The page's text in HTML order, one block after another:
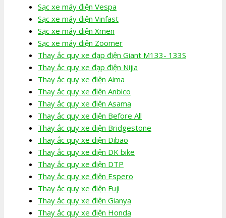
Sạc xe máy điện Vespa
Sạc xe máy điện Vinfast
Sạc xe máy điện Xmen
Sạc xe máy điện Zoomer
Thay ắc quy xe đạp điện Giant M133- 133S
Thay ắc quy xe đạp điện Nijia
Thay ắc quy xe điện Aima
Thay ắc quy xe điện Anbico
Thay ắc quy xe điện Asama
Thay ắc quy xe điện Before All
Thay ắc quy xe điện Bridgestone
Thay ắc quy xe điện Dibao
Thay ắc quy xe điện DK bike
Thay ắc quy xe điện DTP
Thay ắc quy xe điện Espero
Thay ắc quy xe điện Fuji
Thay ắc quy xe điện Gianya
Thay ắc quy xe điện Honda